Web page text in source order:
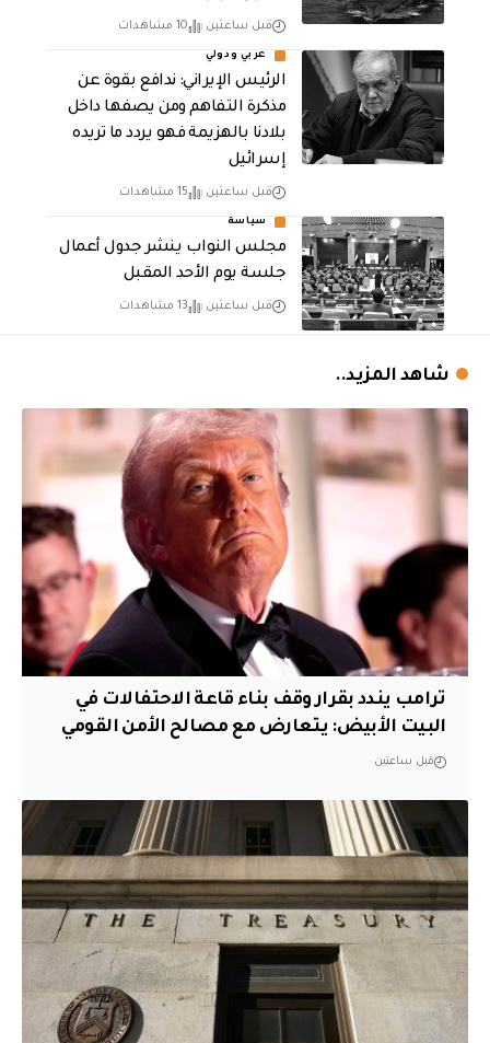
قبل ساعتين 10 مشاهدات
عربي ودولي
الرئيس الإيراني: ندافع بقوة عن
مذكرة التفاهم ومن يصفها داخل
بلادنا بالهزيمة فهو يردد ما تريده
إسرائيل
قبل ساعتين 15 مشاهدات
سياسة
مجلس النواب ينشر جدول أعمال
جلسة يوم الأحد المقبل
قبل ساعتين 13 مشاهدات
شاهد المزيد..
ترامب يندد بقرار وقف بناء قاعة الاحتفالات في
البيت الأبيض: يتعارض مع مصالح الأمن القومي
قبل ساعتين